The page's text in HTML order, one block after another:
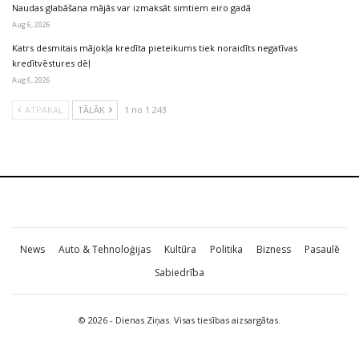
Naudas glabāšana mājās var izmaksāt simtiem eiro gadā
Aug 6, 2026
Katrs desmitais mājokļa kredīta pieteikums tiek noraidīts negatīvas
kredītvēstures dēļ
Aug 6, 2026
ATPAKAĻ TĀLĀK 1 no 1 243
News Auto & Tehnoloģijas Kultūra Politika Bizness
Pasaulē
Sabiedrība
© 2026 - Dienas Ziņas. Visas tiesības aizsargātas.